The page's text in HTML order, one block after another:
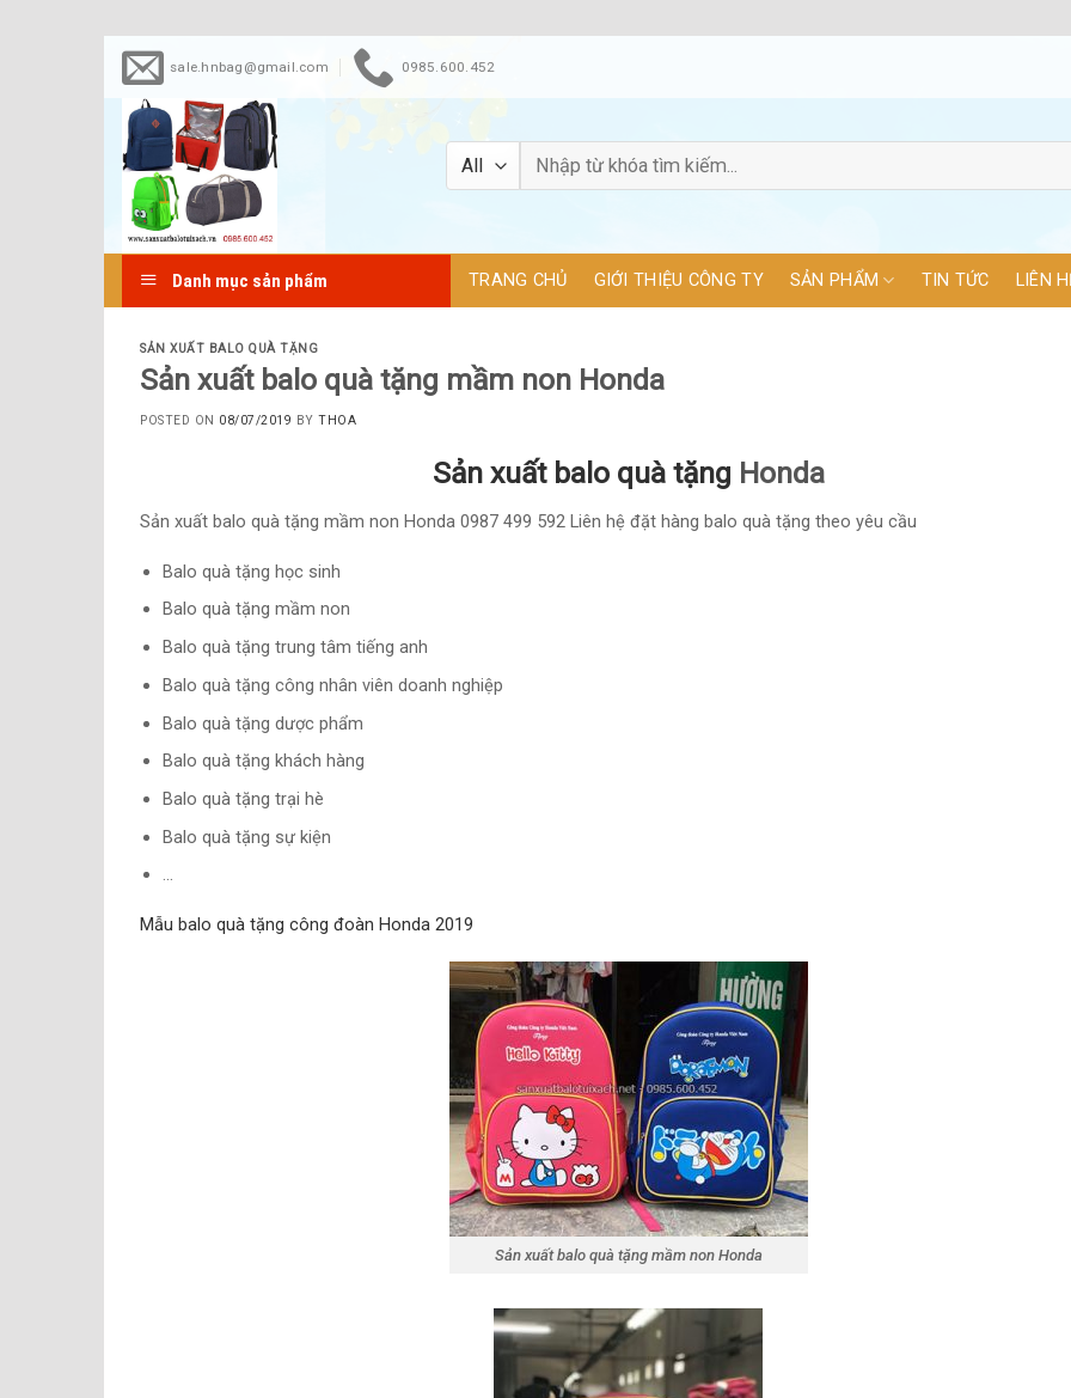
Skip
content
sale.hnbag@gmail.com 0985.600.452
Danh mục sản phẩm TRANG CHỦ GIỚI THIỆU CÔNG TY SẢN PHẨM TIN TỨC LIÊN
SẢN XUẤT BALO QUÀ TẶNG
Sản xuất balo quà tặng mầm non Honda
POSTED ON 08/07/2019 BY THOA
Sản xuất balo quà tặng Honda
Sản xuất balo quà tặng mầm non Honda 0987 499 592 Liên hệ đặt hàng balo quà tặng theo yêu cầu
Balo quà tặng học sinh
Balo quà tặng mầm non
Balo quà tặng trung tâm tiếng anh
Balo quà tặng công nhân viên doanh nghiệp
Balo quà tặng dược phẩm
Balo quà tặng khách hàng
Balo quà tặng trại hè
Balo quà tặng sự kiện
…
Mẫu balo quà tặng công đoàn Honda 2019
Sản xuất balo quà tặng mầm non Honda